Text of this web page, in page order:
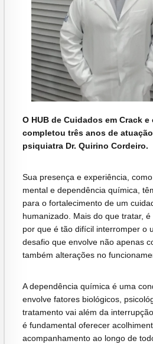
O HUB de Cuidados em Crack
completou três anos de
psiquiatra Dr. Quirino Cordeiro.
Sua presença e experiência,
mental e dependência química,
para o fortalecimento de um
humanizado. Mais do que tratar,
por que é tão difícil interromper o
desafio que envolve não apenas
também alterações no
A dependência química é uma
envolve fatores biológicos,
tratamento vai além da
é fundamental oferecer
acompanhamento ao longo de